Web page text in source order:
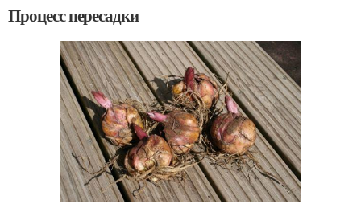
Процесс пересадки